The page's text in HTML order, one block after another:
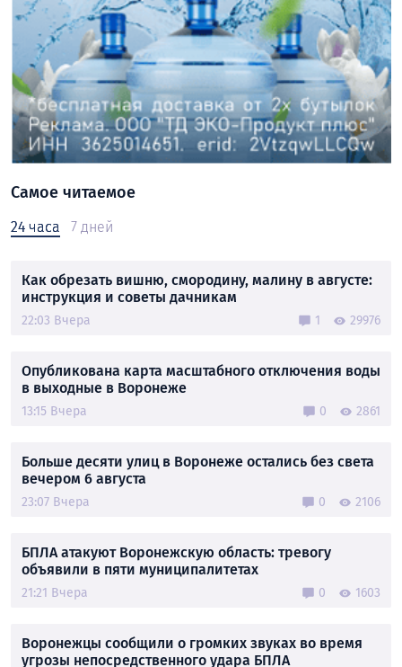
Самое читаемое
24 часа 7 дней
Как обрезать вишню, смородину, малину в августе:
инструкция и советы дачникам
22:03 Вчера 1 29976
Опубликована карта масштабного отключения воды
в выходные в Воронеже
13:15 Вчера 0 2861
Больше десяти улиц в Воронеже остались без света
вечером 6 августа
23:07 Вчера 0 2106
БПЛА атакуют Воронежскую область: тревогу
объявили в пяти муниципалитетах
21:21 Вчера 0 1603
Воронежцы сообщили о громких звуках во время
угрозы непосредственного удара БПЛА